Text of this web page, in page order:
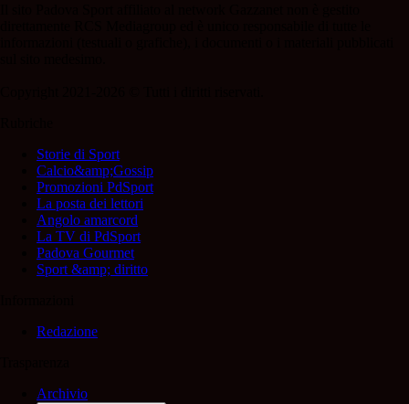
Storie di Sport
Calcio&amp;Gossip
Promozioni PdSport
La posta dei lettori
Angolo amarcord
La TV di PdSport
Padova Gourmet
Sport &amp; diritto
Redazione
Archivio